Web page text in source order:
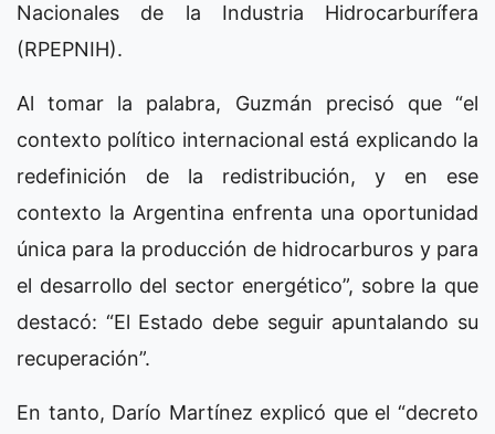
Nacionales de la Industria Hidrocarburífera
(RPEPNIH).
Al tomar la palabra, Guzmán precisó que “el
contexto político internacional está explicando la
redefinición de la redistribución, y en ese
contexto la Argentina enfrenta una oportunidad
única para la producción de hidrocarburos y para
el desarrollo del sector energético”, sobre la que
destacó: “El Estado debe seguir apuntalando su
recuperación”.
En tanto, Darío Martínez explicó que el “decreto